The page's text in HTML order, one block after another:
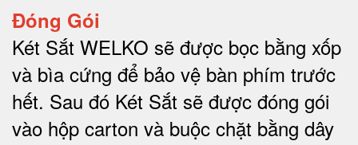
Đóng Gói
Két Sắt WELKO sẽ được bọc bằng xốp
và bìa cứng để bảo vệ bàn phím trước
hết. Sau đó Két Sắt sẽ được đóng gói
vào hộp carton và buộc chặt bằng dây